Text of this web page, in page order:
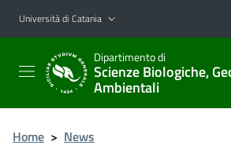
Vai al contenuto principale
Vai al menu di navigazione
Università di Catania
Dipartimento di
Scienze Biologiche,
Ambientali
Home > News